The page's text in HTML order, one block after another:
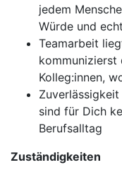
jedem
Würde und
Teamarbeit
Kolleg:innen,
sind für Dich
Berufsalltag
Zuständigkeiten